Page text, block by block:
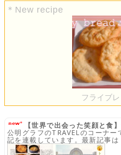
＊New recipe
フライブ
【世界で出会った笑顔と食
公明グラフのTRAVELのコーナー
記を連載しています。最新記事は